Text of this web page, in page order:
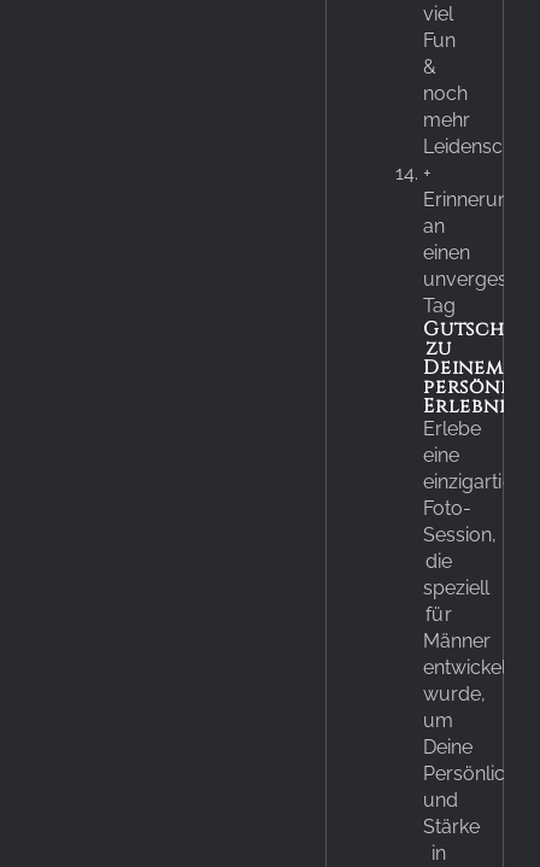
viel
Fun
&
noch
mehr
Leidenschaft
+
an
einen
Tag
Gutschein
zu
Deinem
Erlebnis:
Erlebe
eine
einzigartige
Foto-
Session,
die
speziell
für
Männer
entwickelt
wurde,
um
Deine
und
Stärke
in